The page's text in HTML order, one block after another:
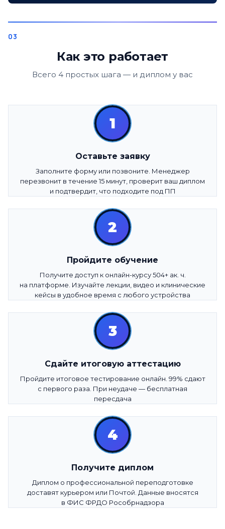
Как это работает
Всего 4 простых шага — и диплом у вас
1
Оставьте заявку
Заполните форму или позвоните. Менеджер
перезвонит в течение 15 минут, проверит ваш диплом
и подтвердит, что подходите под ПП
2
Пройдите обучение
Получите доступ к онлайн-курсу 504+ ак. ч.
на платформе. Изучайте лекции, видео и клинические
кейсы в удобное время с любого устройства
3
Сдайте итоговую аттестацию
Пройдите итоговое тестирование онлайн. 99% сдают
с первого раза. При неудаче — бесплатная
пересдача
4
Получите диплом
Диплом о профессиональной переподготовке
доставят курьером или Почтой. Данные вносятся
в ФИС ФРДО Рособрнадзора